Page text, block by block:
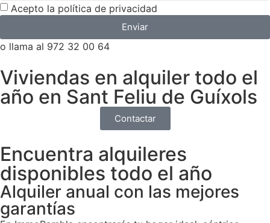
Acepto la política de privacidad
Enviar
o llama al 972 32 00 64
Viviendas en alquiler todo el
año en Sant Feliu de Guíxols
Contactar
Encuentra alquileres
disponibles todo el año
Alquiler anual con las mejores
garantías